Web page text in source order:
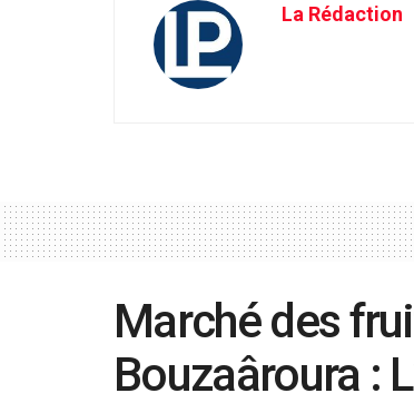
La Rédaction
Marché des
Bouzaâroura :